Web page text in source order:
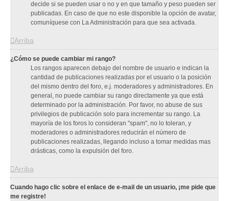
decide si se pueden usar o no y en que tamaño y peso pueden ser
publicadas. En caso de que no este disponible la opción de avatar,
comuníquese con La Administración para que sea activada.
Arriba
¿Cómo se puede cambiar mi rango?
Los rangos aparecen debajo del nombre de usuario e indican la
cantidad de publicaciones realizadas por el usuario o la posición
del mismo dentro del foro, e.j. moderadores y administradores. En
general, no puede cambiar su rango directamente ya que está
determinado por la administración. Por favor, no abuse de sus
privilegios de publicación solo para incrementar su rango. La
mayoría de los foros lo consideran "spam", no lo toleran, y
moderadores o administradores reducirán el número de
publicaciones realizadas, llegando incluso a tomar medidas mas
drásticas, como la expulsión del foro.
Arriba
Cuando hago clic sobre el enlace de e-mail de un usuario, ¡me pide que
me registre!